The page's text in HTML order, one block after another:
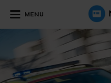
MENU